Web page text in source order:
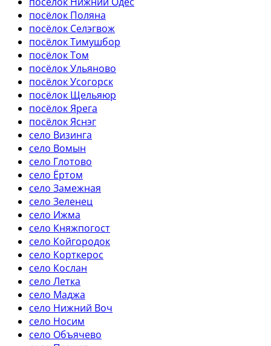
посёлок Поляна
посёлок Селэгвож
посёлок Тимушбор
посёлок Том
посёлок Ульяново
посёлок Усогорск
посёлок Щельяюр
посёлок Ярега
посёлок Яснэг
село Визинга
село Вомын
село Глотово
село Ёртом
село Замежная
село Зеленец
село Ижма
село Княжпогост
село Койгородок
село Корткерос
село Кослан
село Летка
село Маджа
село Нижний Воч
село Носим
село Объячево